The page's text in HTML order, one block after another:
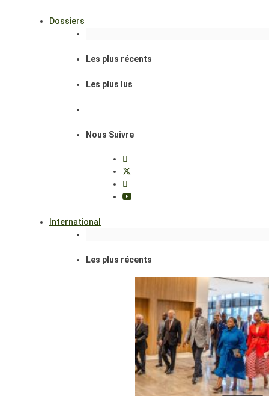
Dossiers
Les plus récents
Les plus lus
Nous Suivre
International
Les plus récents